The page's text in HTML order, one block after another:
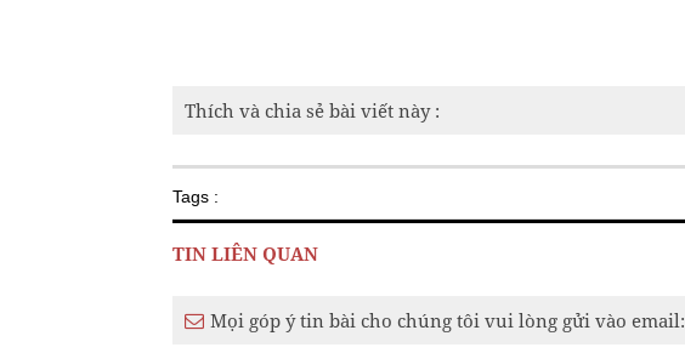
Thích và chia sẻ bài viết này :
Tags :
TIN LIÊN QUAN
Mọi góp ý tin bài cho chúng tôi vui lòng gửi vào email: